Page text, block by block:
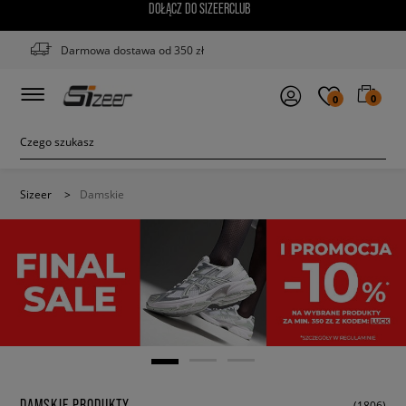
DOŁĄCZ DO SIZEERCLUB
Darmowa dostawa od 350 zł
0 0
Sizeer > Damskie